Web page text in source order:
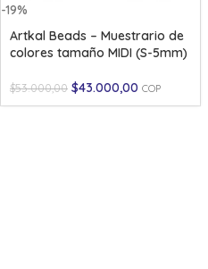
-19%
Artkal Beads – Muestrario de
colores tamaño MIDI (S-5mm)
$53.000,00 $43.000,00 COP